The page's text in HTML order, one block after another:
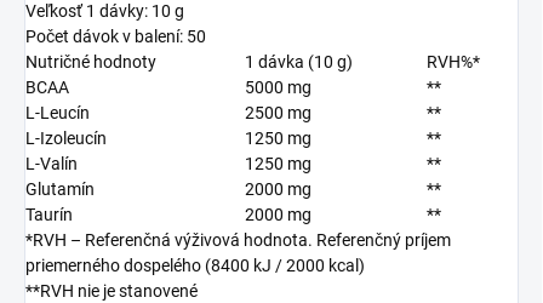
Veľkosť 1 dávky: 10 g
Počet dávok v balení: 50
Nutričné hodnoty
1 dávka (10 g)
RVH%*
BCAA
5000 mg
**
L-Leucín
2500 mg
**
L-Izoleucín
1250 mg
**
L-Valín
1250 mg
**
Glutamín
2000 mg
**
Taurín
2000 mg
**
*RVH – Referenčná výživová hodnota. Referenčný príjem
priemerného dospelého (8400 kJ / 2000 kcal)
**RVH nie je stanovené